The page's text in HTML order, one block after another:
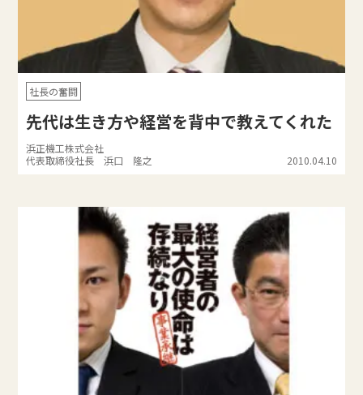
社長の奮闘
先代は生き方や経営を背中で教えてくれた
浜正機工株式会社
代表取締役社長 浜口 隆之
2010.04.10